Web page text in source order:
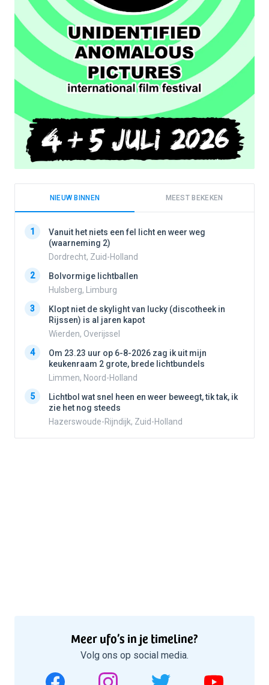
NIEUW BINNEN MEEST BEKEKEN
1
Vanuit het niets een fel licht en weer weg
(waarneming 2)
Dordrecht, Zuid-Holland
2
Bolvormige lichtballen
Hulsberg, Limburg
3
Klopt niet de skylight van lucky (discotheek in
Rijssen) is al jaren kapot
Wierden, Overijssel
4
Om 23.23 uur op 6-8-2026 zag ik uit mijn
keukenraam 2 grote, brede lichtbundels
Limmen, Noord-Holland
5
Lichtbol wat snel heen en weer beweegt, tik tak, ik
zie het nog steeds
Hazerswoude-Rijndijk, Zuid-Holland
Meer ufo’s in je timeline?
Volg ons op social media.